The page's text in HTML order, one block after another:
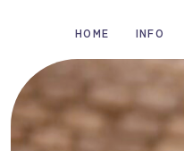
springen
HOME INFO